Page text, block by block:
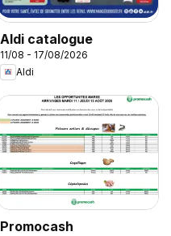
Aldi catalogue
11/08 - 17/08/2026
Aldi
Promocash